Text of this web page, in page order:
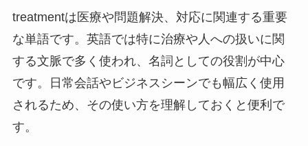
treatmentは医療や問題解決、対応に関連する重要
な単語です。英語では特に治療や人への扱いに関
する文脈で多く使われ、名詞としての役割が中心
です。日常会話やビジネスシーンでも幅広く使用
されるため、その使い方を理解しておくと便利で
す。